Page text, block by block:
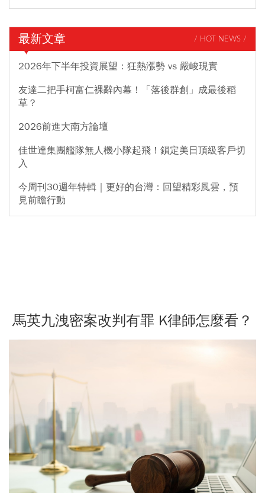
最新文章 / HOT NEWS /
2026年下半年投資展望：狂熱漲勢 vs 嚴峻現實
友達二把手柯富仁裸辭內幕！「落後群創」成最後稻
草？
2026前進大南方論壇
佳世達集團艦隊無人機小隊起飛！鎖定美日頂級客戶切
入
今周刊30週年特輯｜更好的台灣：回望精彩風雲，預
見前瞻行動
馬英九洩密案改判有罪 K律師怎麼看？